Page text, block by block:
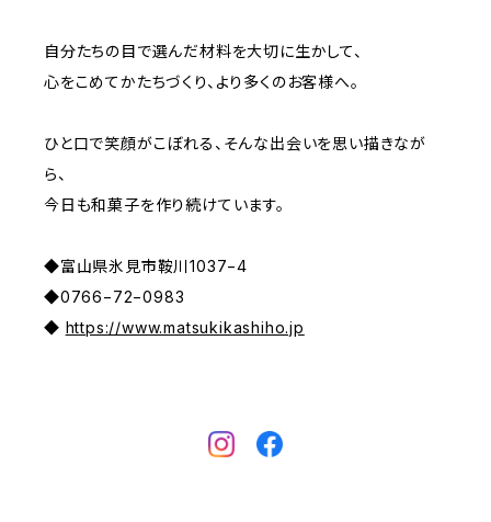
自分たちの目で選んだ材料を大切に生かして、
心をこめてかたちづくり、より多くのお客様へ。
ひと口で笑顔がこぼれる、そんな出会いを思い描きなが
ら、
今日も和菓子を作り続けています。
◆富山県氷見市鞍川1037−4
◆0766−72−0983
◆ https://www.matsukikashiho.jp